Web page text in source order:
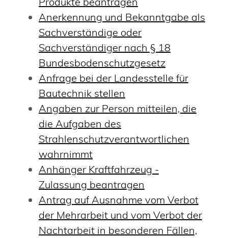
Anerkennung und Bekanntgabe als
Sachverständige oder
Sachverständiger nach § 18
Bundesbodenschutzgesetz
Anfrage bei der Landesstelle für
Bautechnik stellen
Angaben zur Person mitteilen, die
die Aufgaben des
Strahlenschutzverantwortlichen
wahrnimmt
Anhänger Kraftfahrzeug -
Zulassung beantragen
Antrag auf Ausnahme vom Verbot
der Mehrarbeit und vom Verbot der
Nachtarbeit in besonderen Fällen,